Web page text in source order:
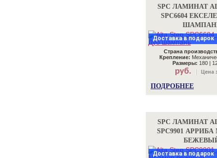
SPC ЛАМИНАТ
SPC6604
Доставка в подарок
Страна
Крепление:
Размеры: 180 |
руб. Цена
ПОДРОБНЕЕ
SPC ЛАМИНАТ
SPC9901
Доставка в подарок